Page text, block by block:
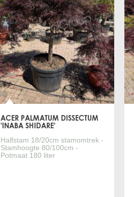
ACER PALMATUM DISSECTUM
'INABA SHIDARE'
Halfstam 18/20cm stamomtrek -
Stamhoogte 80/100cm -
Potmaat 180 liter